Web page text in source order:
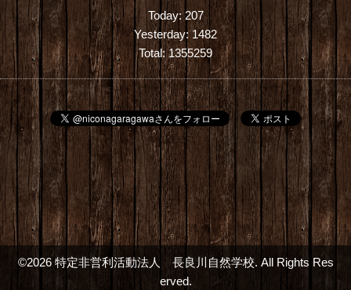
Today:207
Yesterday:1482
Total:1355259
©2026 特定非営利活動法人 長良川自然学校. All Rights Res
erved.